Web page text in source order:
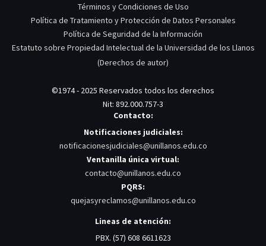
Términos y Condiciones de Uso
Política de Tratamiento y Protección de Datos Personales
Política de Seguridad de la Información
Estatuto sobre Propiedad Intelectual de la Universidad de los Llanos
(Derechos de autor)
©1974 - 2025 Reservados todos los derechos
Nit: 892.000.757-3
Contacto:
Notificaciones judiciales:
notificacionesjudiciales@unillanos.edu.co
Ventanilla única virtual:
contacto@unillanos.edu.co
PQRS:
quejasyreclamos@unillanos.edu.co
Lineas de atención:
PBX. (57) 608 6611623